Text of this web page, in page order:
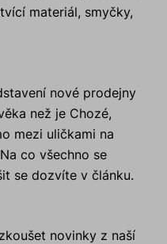
materiál, smyčky,
nové prodejny
než je Chozé,
mezi uličkami na
co všechno se
se dozvíte v článku.
novinky z naší